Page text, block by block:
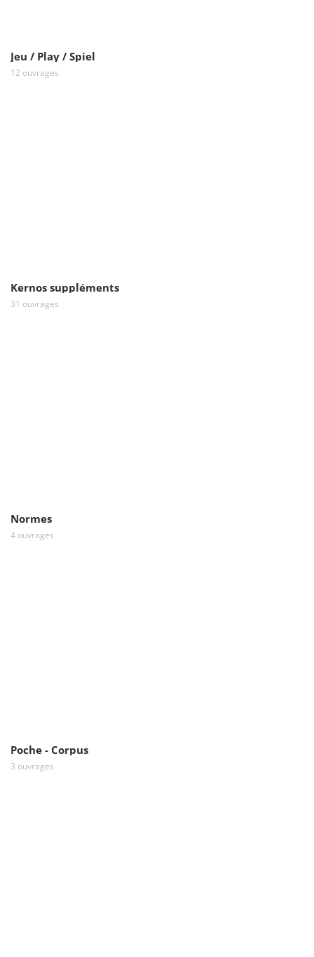
Jeu / Play / Spiel
12 ouvrages
Kernos suppléments
31 ouvrages
Normes
4 ouvrages
Poche - Corpus
3 ouvrages